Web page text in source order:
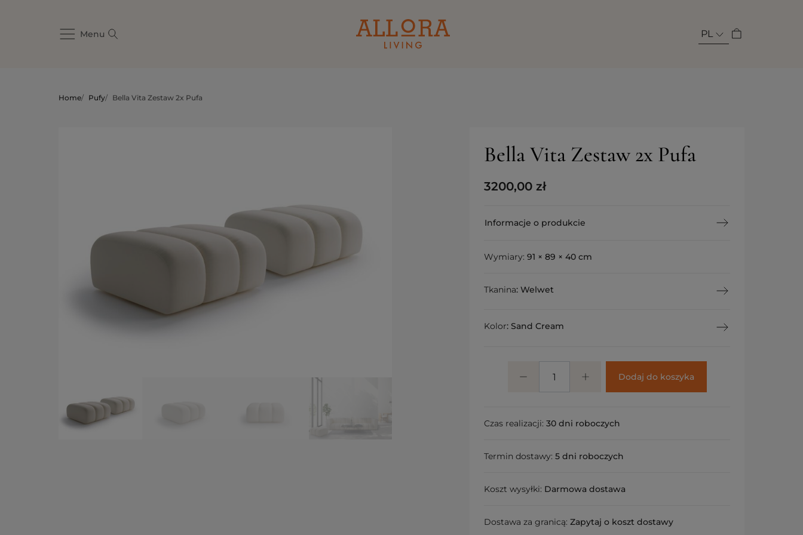
Menu PL
Home/ Pufy/ Bella Vita Zestaw 2x Pufa
Bella Vita Zestaw 2x Pufa
3200,00zł
Informacje o produkcie
Wymiary:91 × 89 × 40 cm
Tkanina: Welwet
Kolor: Sand Cream
Dodaj do koszyka
Czas realizacji:30 dni roboczych
Termin dostawy:5 dni roboczych
Koszt wysyłki: Darmowa dostawa
Dostawa za granicą:Zapytaj o koszt dostawy